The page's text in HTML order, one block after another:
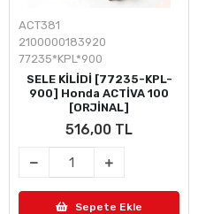
ACT381
2100000183920
77235*KPL*900
SELE KİLİDİ [77235-KPL-
900] Honda ACTİVA 100
[ORJİNAL]
516,00 TL
Sepete Ekle